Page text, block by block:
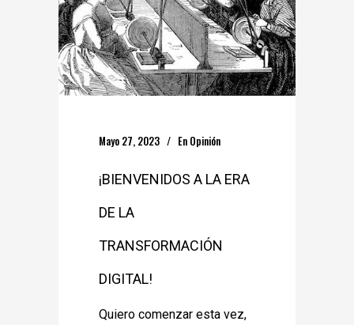
Mayo 27, 2023 En Opinión
¡BIENVENIDOS A LA ERA
DE LA
TRANSFORMACIÓN
DIGITAL!
Quiero comenzar esta vez,